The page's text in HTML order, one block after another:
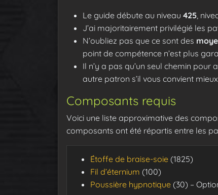
Le guide débute au niveau 425 ,
J’ai majoritairement privilégié les
N’oubliez pas que ce sont des
point de compétence n’est plus
Il n’y a pas qu’un seul chemin
autre patron s’il vous convient
Composants requis
Voici une liste approximative des
composants ont été répartis entre les
Étoffe de braise-soie (1825)
Fil d’éternium (100)
Poussière hypnotique (30) –